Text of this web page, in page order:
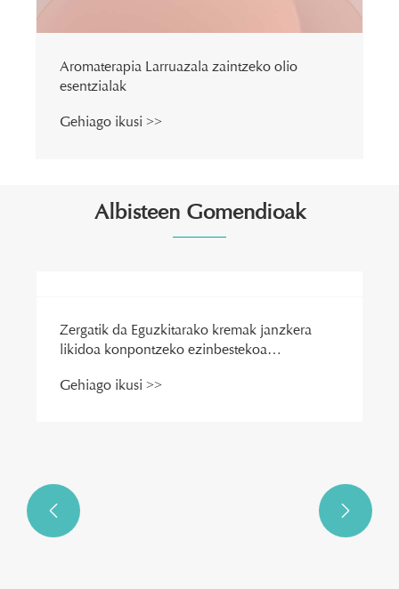
Aromaterapia Larruazala zaintzeko olio
esentzialak
Gehiago ikusi >>
Albisteen Gomendioak
Zergatik da Eguzkitarako kremak janzkera
likidoa konpontzeko ezinbestekoa
Gehiago ikusi >>
 